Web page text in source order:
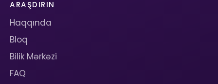
ARAŞDIRIN
Haqqında
Bloq
Bilik Mərkəzi
FAQ